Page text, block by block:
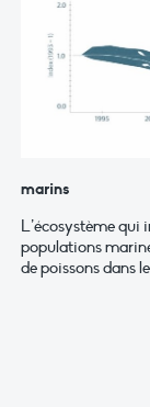
marins
L’écosystème qui
populations
de poissons dans